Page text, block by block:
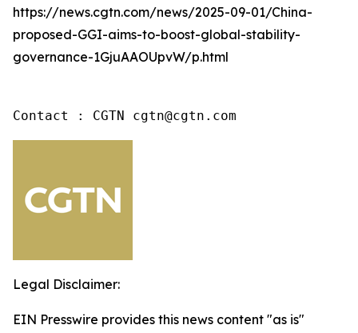
https://news.cgtn.com/news/2025-09-01/China-
proposed-GGI-aims-to-boost-global-stability-
governance-1GjuAAOUpvW/p.html
Contact : CGTN cgtn@cgtn.com
Legal Disclaimer:
EIN Presswire provides this news content "as is"